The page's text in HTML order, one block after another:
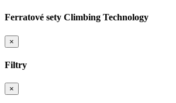
Ferratové sety Climbing Technology
×
Filtry
×